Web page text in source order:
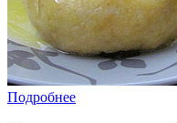
Подробнее